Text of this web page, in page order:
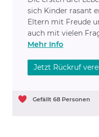
sich Kinder rasant
Eltern mit Freude
auch mit vielen
Mehr Info
Jetzt Rückruf
Gefällt 68 Personen